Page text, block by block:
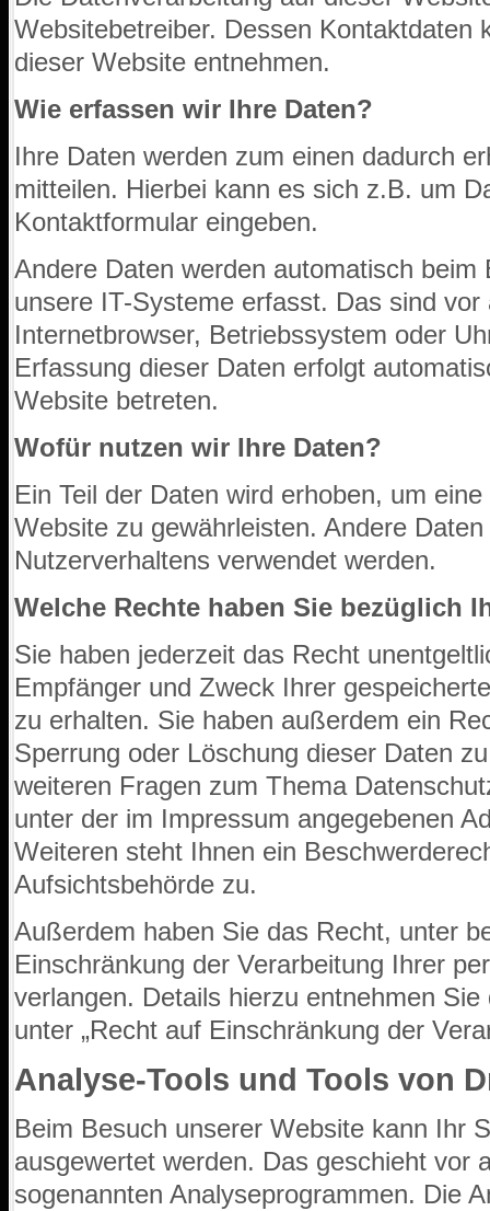
Websitebetreiber. Dessen Kontaktdaten
dieser Website entnehmen.
Wie erfassen wir Ihre Daten?
Ihre Daten werden zum einen dadurch
mitteilen. Hierbei kann es sich z.B. um
Kontaktformular eingeben.
Andere Daten werden automatisch
unsere IT-Systeme erfasst. Das sind
Internetbrowser, Betriebssystem oder
Erfassung dieser Daten erfolgt
Website betreten.
Wofür nutzen wir Ihre Daten?
Ein Teil der Daten wird erhoben, um
Website zu gewährleisten. Andere
Nutzerverhaltens verwendet werden.
Welche Rechte haben Sie bezüglich
Sie haben jederzeit das Recht
Empfänger und Zweck Ihrer
zu erhalten. Sie haben außerdem ein
Sperrung oder Löschung dieser Daten
weiteren Fragen zum Thema
unter der im Impressum angegebenen
Weiteren steht Ihnen ein
Aufsichtsbehörde zu.
Außerdem haben Sie das Recht, unter
Einschränkung der Verarbeitung Ihrer
verlangen. Details hierzu entnehmen
unter „Recht auf Einschränkung der
Analyse-Tools und Tools von
Beim Besuch unserer Website kann Ihr
ausgewertet werden. Das geschieht vor
sogenannten Analyseprogrammen. Die